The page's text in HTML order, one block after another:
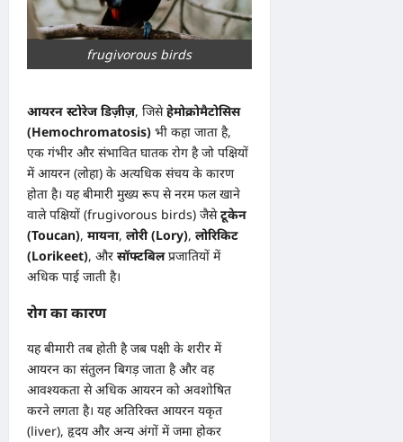
frugivorous birds
आयरन स्टोरेज डिज़ीज़, जिसेहेमोक्रोमैटोसिस
(Hemochromatosis) भी कहा जाता है,
एक गंभीर और संभावित घातक रोग है जो पक्षियों
में आयरन (लोहा) के अत्यधिक संचय के कारण
होता है। यह बीमारी मुख्य रूप से नरम फल खाने
वाले पक्षियों (frugivorous birds) जैसेटूकेन
(Toucan), मायना, लोरी (Lory), लोरिकिट
(Lorikeet), और सॉफ्टबिलप्रजातियों में
अधिक पाई जाती है।
रोग का कारण
यह बीमारी तब होती है जब पक्षी के शरीर में
आयरन का संतुलन बिगड़ जाता है और वह
आवश्यकता से अधिक आयरन को अवशोषित
करने लगता है। यह अतिरिक्त आयरन यकृत
(liver), हृदय और अन्य अंगों में जमा होकर